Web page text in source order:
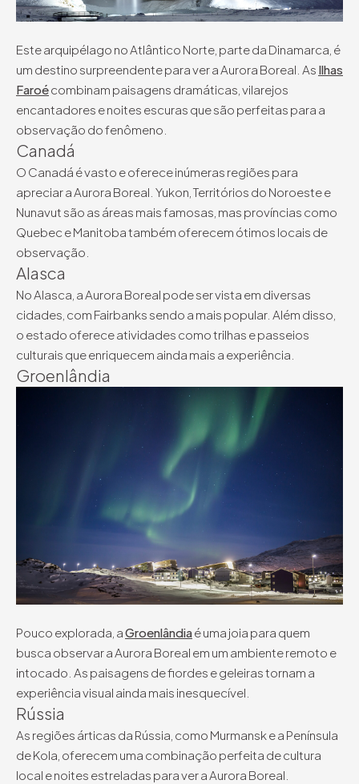
Este arquipélago no Atlântico Norte, parte da Dinamarca, é
um destino surpreendente para ver a Aurora Boreal. As Ilhas
Faroécombinam paisagens dramáticas, vilarejos
encantadores e noites escuras que são perfeitas para a
observação do fenômeno.
Canadá
O Canadá é vasto e oferece inúmeras regiões para
apreciar a Aurora Boreal. Yukon, Territórios do Noroeste e
Nunavut são as áreas mais famosas, mas províncias como
Quebec e Manitoba também oferecem ótimos locais de
observação.
Alasca
No Alasca, a Aurora Boreal pode ser vista em diversas
cidades, com Fairbanks sendo a mais popular. Além disso,
o estado oferece atividades como trilhas e passeios
culturais que enriquecem ainda mais a experiência.
Groenlândia
Pouco explorada, aGroenlândiaé uma joia para quem
busca observar a Aurora Boreal em um ambiente remoto e
intocado. As paisagens de fiordes e geleiras tornam a
experiência visual ainda mais inesquecível.
Rússia
As regiões árticas da Rússia, como Murmansk e a Península
de Kola, oferecem uma combinação perfeita de cultura
local e noites estreladas para ver a Aurora Boreal.